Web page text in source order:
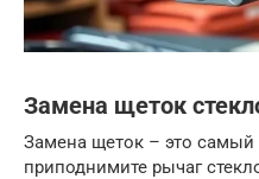
Замена щеток
Замена щеток – это самый
приподнимите рычаг